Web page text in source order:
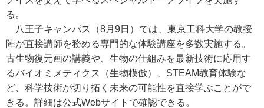
る。
八王子キャンパス（8月9日）では、東京工科大学の教授
陣が直接講師を務める専門的な体験講座を多数実施する。
古生物復元画の講義や、生物の仕組みを最新技術に応用す
るバイオミメティクス（生物模倣）、STEAM教育体験な
ど、科学技術が切り拓く未来の可能性を直接学ぶことがで
きる。詳細は公式Webサイトで確認できる。